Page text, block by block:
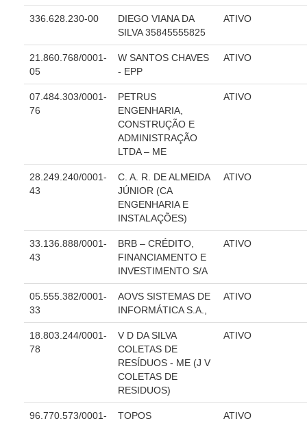
Sites Institucionais
Biblioteca
Centro de Memória
Educação a distância
Responsabilidade Socioambiental
Comissão Permanente de Acessibilidade e Inclusão
Escola Judicial
Programa Trabalho Seguro
Coordenadoria de Saúde
Serviços
Ação Trabalhista (Atermação)
Atermação On-line - Interior de Roraima
Atermação On-line - Interior do Amazonas
Agendamento de Reclamação Verbal
Consulta de Pautas
336.628.230-00
DIEGO VIANA DA
SILVA 35845555825
ATIVO
21.860.768/0001-
05
W SANTOS CHAVES
- EPP
ATIVO
07.484.303/0001-
76
PETRUS
ENGENHARIA,
CONSTRUÇÃO E
ADMINISTRAÇÃO
LTDA – ME
ATIVO
28.249.240/0001-
43
C. A. R. DE ALMEIDA
JÚNIOR (CA
ENGENHARIA E
INSTALAÇÕES)
ATIVO
33.136.888/0001-
43
BRB – CRÉDITO,
FINANCIAMENTO E
INVESTIMENTO S/A
ATIVO
05.555.382/0001-
33
AOVS SISTEMAS DE
INFORMÁTICA S.A.,
ATIVO
18.803.244/0001-
78
V D DA SILVA
COLETAS DE
RESÍDUOS - ME (J V
COLETAS DE
RESIDUOS)
ATIVO
96.770.573/0001- TOPOS ATIVO